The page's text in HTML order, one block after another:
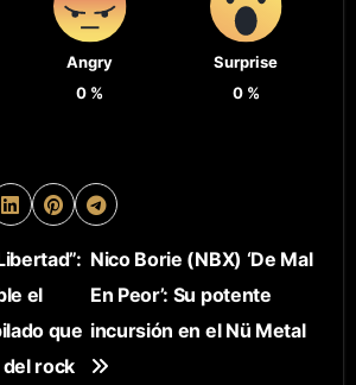
Angry
0 %
Surprise
0%
el
que
del rock
Nico Borie (NBX) ‘De Mal
En Peor’: Su potente
incursión en el Nü Metal